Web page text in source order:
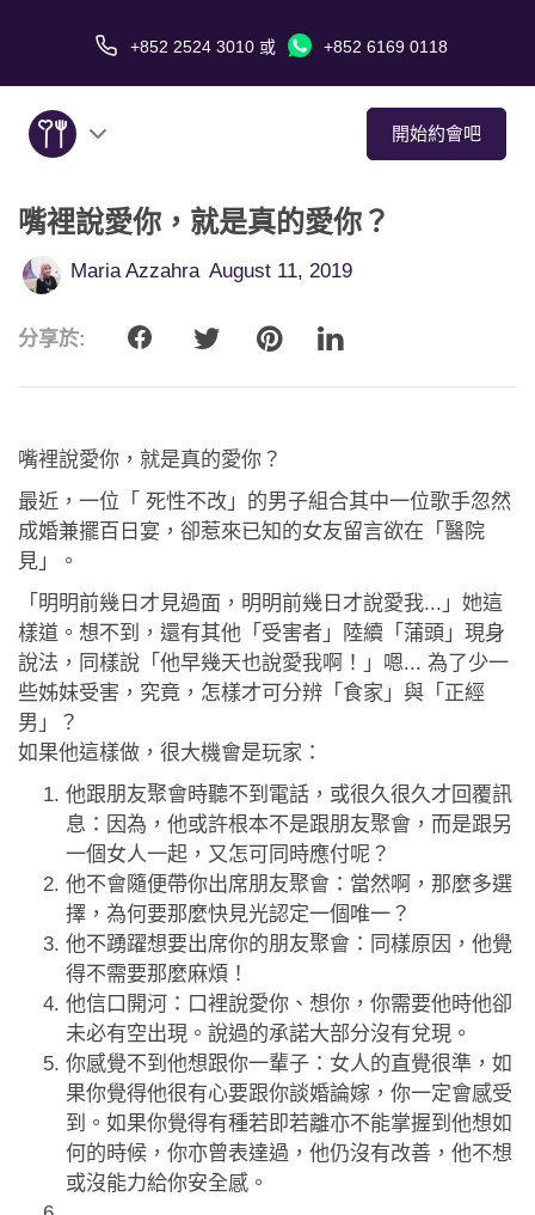
+852 2524 3010 或 +852 6169 0118
開始約會吧
關於我們
服務
愛情故事
約會技巧
應用程式
聯絡我們
嘴裡說愛你，就是真的愛你？
Maria Azzahra August 11, 2019
分享於:
嘴裡說愛你，就是真的愛你？
最近，一位「 死性不改」的男子組合其中一位歌手忽然
成婚兼擺百日宴，卻惹來已知的女友留言欲在「醫院
見」。
「明明前幾日才見過面，明明前幾日才說愛我...」她這
樣道。想不到，還有其他「受害者」陸續「蒲頭」現身
說法，同樣說「他早幾天也說愛我啊！」嗯... 為了少一
些姊妹受害，究竟，怎樣才可分辨「食家」與「正經
男」？
如果他這樣做，很大機會是玩家：
他跟朋友聚會時聽不到電話，或很久很久才回覆訊
息：因為，他或許根本不是跟朋友聚會，而是跟另
一個女人一起，又怎可同時應付呢？
他不會隨便帶你出席朋友聚會：當然啊，那麼多選
擇，為何要那麼快見光認定一個唯一？
他不踴躍想要出席你的朋友聚會：同樣原因，他覺
得不需要那麼麻煩！
他信口開河：口裡說愛你、想你，你需要他時他卻
未必有空出現。說過的承諾大部分沒有兌現。
你感覺不到他想跟你一輩子：女人的直覺很準，如
果你覺得他很有心要跟你談婚論嫁，你一定會感受
到。如果你覺得有種若即若離亦不能掌握到他想如
何的時候，你亦曾表達過，他仍沒有改善，他不想
或沒能力給你安全感。